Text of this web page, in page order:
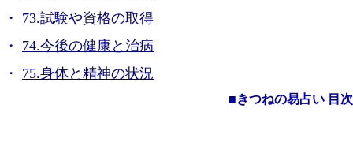
73.試験や資格の取得
74.今後の健康と治病
75.身体と精神の状況
■きつねの易占い 目次